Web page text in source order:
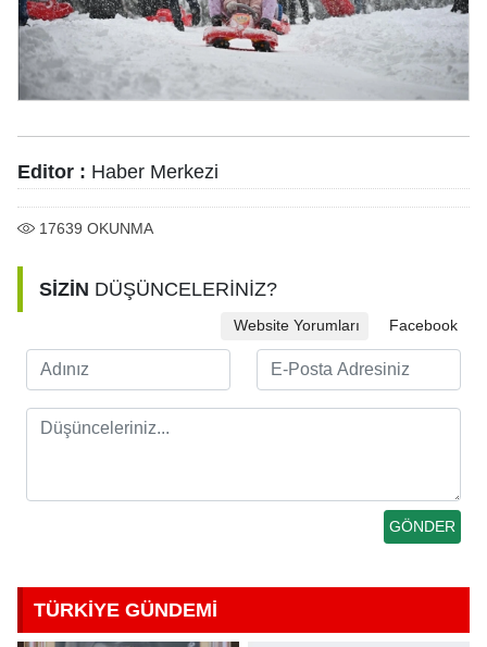
Editor : Haber Merkezi
17639 OKUNMA
SİZİN DÜŞÜNCELERİNİZ?
Website Yorumları Facebook
TÜRKİYE GÜNDEMİ